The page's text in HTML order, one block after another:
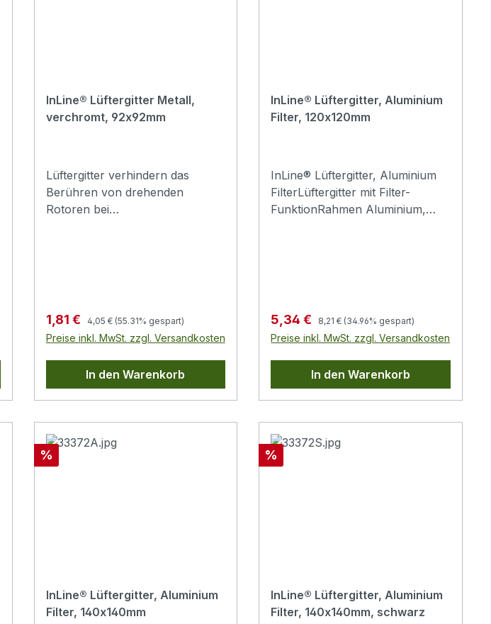
InLine® Lüftergitter Metall,
verchromt, 92x92mm
Lüftergitter verhindern das
Berühren von drehenden
Rotoren bei
Verkaufspreis:
1,81 € Regulärer Preis:
4,05 € (55.31% gespart)
Preise inkl. MwSt. zzgl. Versandkosten
In den Warenkorb
InLine® Lüftergitter, Aluminium
Filter, 120x120mm
InLine® Lüftergitter, Aluminium
FilterLüftergitter mit Filter-
FunktionRahmen Aluminium,
entsprechenden Gehäuselüfter,
Durchmesser: 4,3mm
Verkaufspreis:
5,34 € Regulärer Preis:
8,21 € (34.96% gespart)
Preise inkl. MwSt. zzgl. Versandkosten
In den Warenkorb
Rabatt
%
InLine® Lüftergitter, Aluminium
Filter, 140x140mm
Rabatt
%
InLine® Lüftergitter, Aluminium
Filter, 140x140mm, schwarz